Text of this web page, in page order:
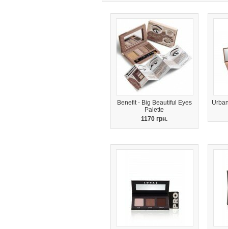
Benefit - Big Beautiful Eyes
Palette
1170 грн.